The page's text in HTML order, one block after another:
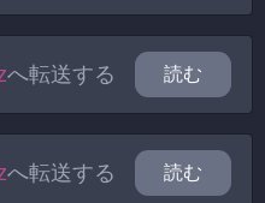
へ転送する 読む
へ転送する 読む